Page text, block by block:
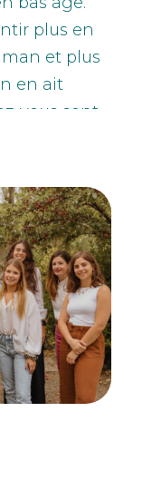
plus en
et plus
en ait
vous sont